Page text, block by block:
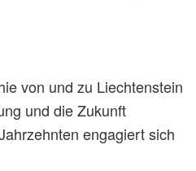
von und zu Liechtenstein
und die Zukunft
engagiert sich